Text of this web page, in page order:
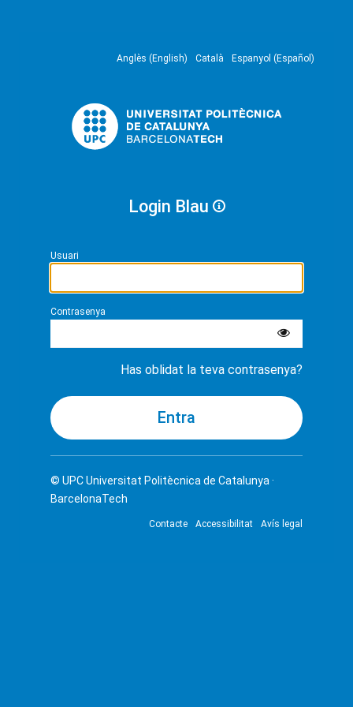
Anglès (English) Català Espanyol (Español)
Login Blau
Usuari
Contrasenya
Has oblidat la teva contrasenya?
© UPCUniversitat Politècnica de Catalunya ·
BarcelonaTech
Contacte Accessibilitat Avís legal